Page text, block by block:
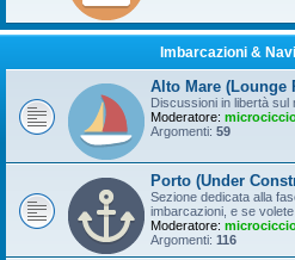
Imbarcazioni &
Alto Mare (Lounge
Discussioni in libertà sul
Moderatore:
Argomenti: 59
Porto (Under
Sezione dedicata alla
imbarcazioni, e se
Moderatore:
Argomenti: 116